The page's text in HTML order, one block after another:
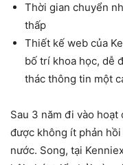
Thời gian chuyển
thấp
Thiết kế web của
bố trí khoa học, dễ
thác thông tin một
Sau 3 năm đi vào hoạt
được không ít phản
nước. Song, tại